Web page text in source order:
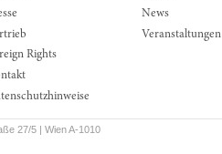
Rights
News
Veranstaltungen
27/5 | Wien A-1010